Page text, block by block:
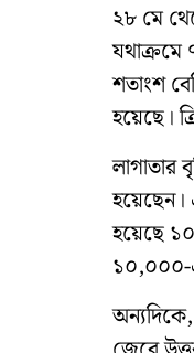
২৮ মে
যথাক্রমে
শতাংশ
হয়েছে।
লাগাতার
হয়েছে
১০,০০০-
অন্যদিকে,